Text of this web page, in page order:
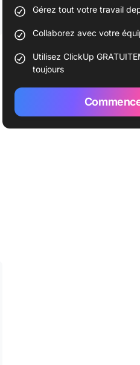
Gérez tout votre travail
Collaborez avec votre
Utilisez ClickUp
toujours